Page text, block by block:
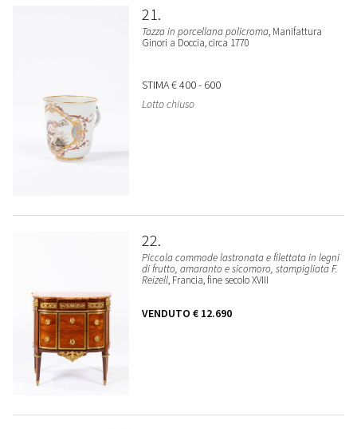
21
Tazza in porcellana policroma, Manifattura
Ginori a Doccia, circa 1770
STIMA€ 400 - 600
Lotto chiuso
22
Piccola commode lastronata e filettata in legni
di frutto, amaranto e sicomoro, stampigliata F.
Reizell, Francia, fine secolo XVIII
VENDUTO € 12.690